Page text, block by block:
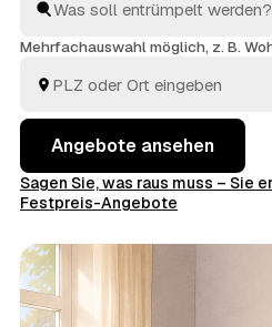
WehrundRheinfelden. So
Termine, auch wenn es eilig
Mehrfachauswahl möglich, z. B.
Angebote ansehen
Sagen Sie, was raus muss – Sie
Festpreis-Angebote